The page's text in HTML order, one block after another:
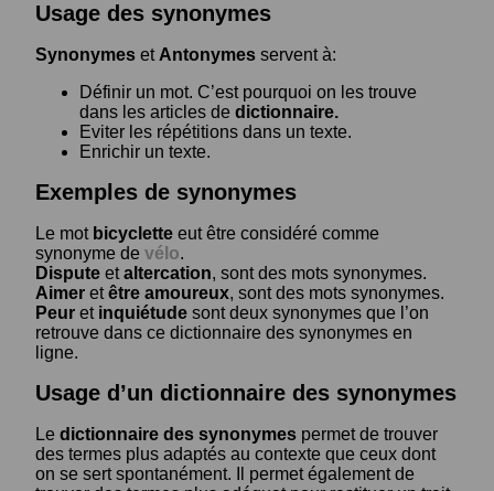
Usage des synonymes
Synonymes et Antonymes servent à:
Définir un mot. C’est pourquoi on les trouve
dans les articles de dictionnaire.
Eviter les répétitions dans un texte.
Enrichir un texte.
Exemples de synonymes
Le mot bicyclette eut être considéré comme
synonyme de vélo.
Dispute etaltercation, sont des mots synonymes.
Aimer etêtre amoureux, sont des mots synonymes.
Peur et inquiétude sont deux synonymes que l’on
retrouve dans ce dictionnaire des synonymes en
ligne.
Usage d’un dictionnaire des synonymes
Le dictionnaire des synonymes permet de trouver
des termes plus adaptés au contexte que ceux dont
on se sert spontanément. Il permet également de